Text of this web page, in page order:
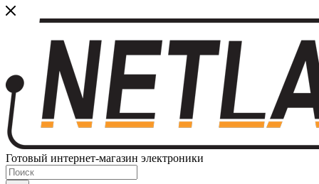
Готовый интернет-магазин электроники